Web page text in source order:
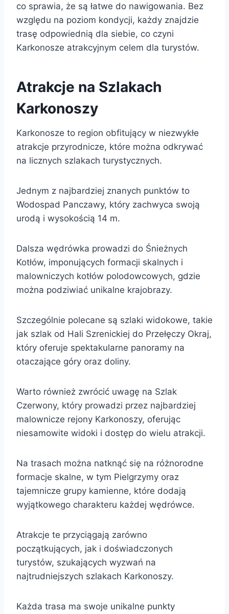
co sprawia, że są łatwe do nawigowania. Bez
względu na poziom kondycji, każdy znajdzie
trasę odpowiednią dla siebie, co czyni
Karkonosze atrakcyjnym celem dla turystów.
Atrakcje na Szlakach
Karkonoszy
Karkonosze to region obfitujący w niezwykłe
atrakcje przyrodnicze, które można odkrywać
na licznych szlakach turystycznych.
Jednym z najbardziej znanych punktów to
Wodospad Panczawy, który zachwyca swoją
urodą i wysokością 14 m.
Dalsza wędrówka prowadzi do Śnieżnych
Kotłów, imponujących formacji skalnych i
malowniczych kotłów polodowcowych, gdzie
można podziwiać unikalne krajobrazy.
Szczególnie polecane są szlaki widokowe, takie
jak szlak od Hali Szrenickiej do Przełęczy Okraj,
który oferuje spektakularne panoramy na
otaczające góry oraz doliny.
Warto również zwrócić uwagę na Szlak
Czerwony, który prowadzi przez najbardziej
malownicze rejony Karkonoszy, oferując
niesamowite widoki i dostęp do wielu atrakcji.
Na trasach można natknąć się na różnorodne
formacje skalne, w tym Pielgrzymy oraz
tajemnicze grupy kamienne, które dodają
wyjątkowego charakteru każdej wędrówce.
Atrakcje te przyciągają zarówno
początkujących, jak i doświadczonych
turystów, szukających wyzwań na
najtrudniejszych szlakach Karkonoszy.
Każda trasa ma swoje unikalne punkty